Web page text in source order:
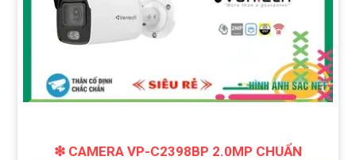
❇ CAMERA VP-C2398BP 2.0MP CHUẨN